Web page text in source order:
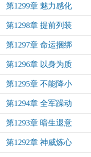
第1299章 魅力感化
第1298章 提前列装
第1297章 命运捆绑
第1296章 以身为质
第1295章 不能降小
第1294章 全军躁动
第1293章 暗生退意
第1292章 神威炼心